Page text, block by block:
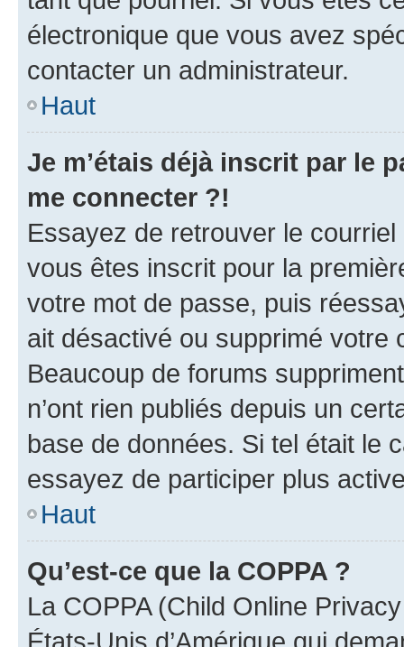
électronique que vous avez
contacter un administrateur.
Haut
Je m’étais déjà inscrit par le
me connecter ?!
Essayez de retrouver le
vous êtes inscrit pour la
votre mot de passe, puis
ait désactivé ou supprimé votre
Beaucoup de forums
n’ont rien publiés depuis un
base de données. Si tel était le
essayez de participer plus
Haut
Qu’est-ce que la COPPA ?
La COPPA (Child Online
États-Unis d’Amérique qui